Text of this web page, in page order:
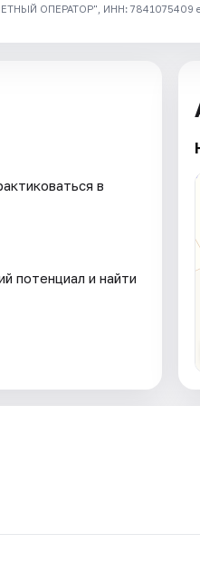
ОПЕРАТОР", ИНН: 7841075409
в
потенциал и найти